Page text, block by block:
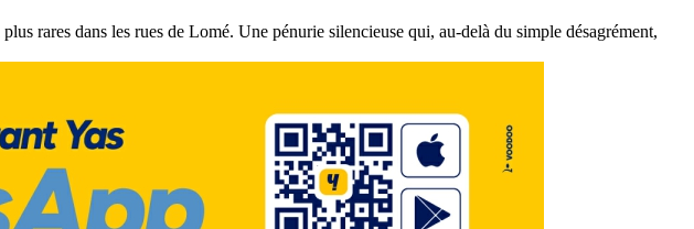
rares dans les rues de Lomé. Une pénurie silencieuse qui, au-delà du simple désagrément,